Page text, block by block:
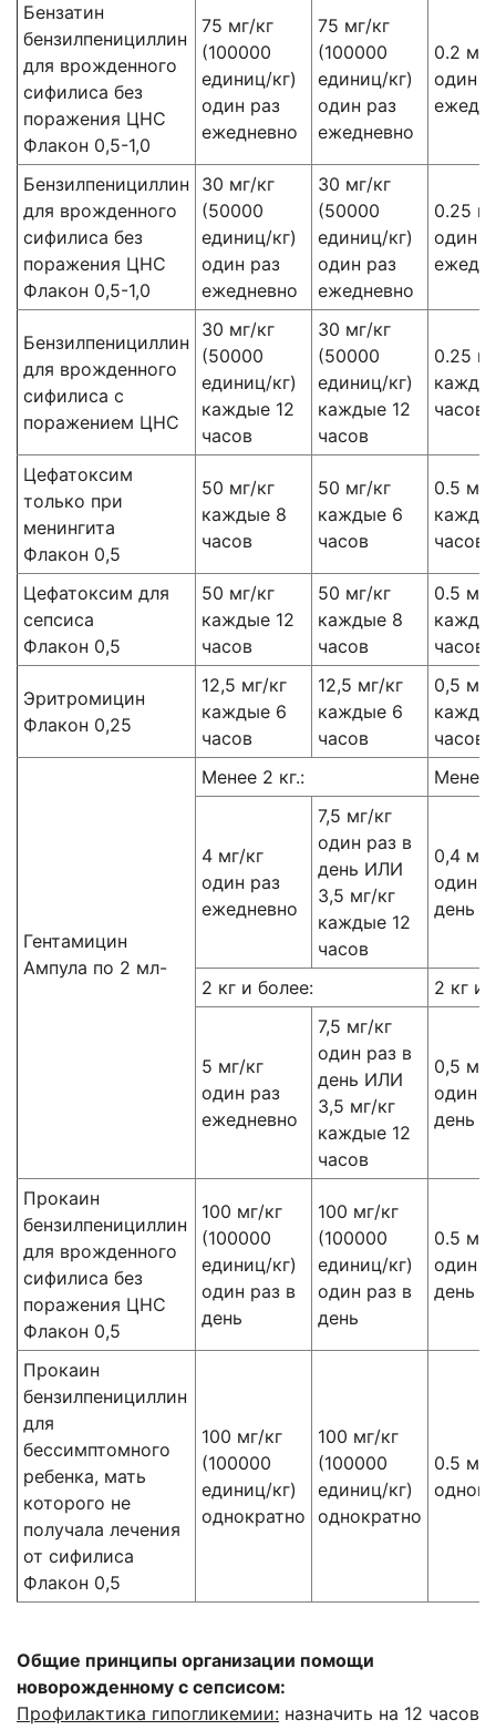
Бензатин
бензилпенициллин
для врожденного
сифилиса без
поражения ЦНС
Флакон 0,5-1,0
75 мг/кг
(100000
единиц/кг)
один раз
ежедневно
75 мг/кг
(100000
единиц/кг)
один раз
ежедневно
0.2
один
Бензилпенициллин
для врожденного
сифилиса без
поражения ЦНС
Флакон 0,5-1,0
30 мг/кг
(50000
единиц/кг)
один раз
ежедневно
30 мг/кг
(50000
единиц/кг)
один раз
ежедневно
0.25
один
Бензилпенициллин
для врожденного
сифилиса с
поражением ЦНС
30 мг/кг
(50000
единиц/кг)
каждые 12
часов
30 мг/кг
(50000
единиц/кг)
каждые 12
часов
0.25
часов
Цефатоксим
только при
менингита
Флакон 0,5
50 мг/кг
каждые 8
часов
50 мг/кг
каждые 6
часов
0.5
часов
Цефатоксим для
сепсиса
Флакон 0,5
50 мг/кг
каждые 12
часов
50 мг/кг
каждые 8
часов
0.5
часов
Эритромицин
Флакон 0,25
12,5 мг/кг
каждые 6
часов
12,5 мг/кг
каждые 6
часов
0,5
часов
Гентамицин
Ампула по 2 мл-
Менее 2 кг.: Менее
4 мг/кг
один раз
ежедневно
7,5 мг/кг
один раз в
день ИЛИ
3,5 мг/кг
каждые 12
часов
0,4
один
день
2 кг и более: 2 кг и
5 мг/кг
один раз
ежедневно
7,5 мг/кг
один раз в
день ИЛИ
3,5 мг/кг
каждые 12
часов
0,5
один
день
Прокаин
бензилпенициллин
для врожденного
сифилиса без
поражения ЦНС
Флакон 0,5
100 мг/кг
(100000
единиц/кг)
один раз в
день
100 мг/кг
(100000
единиц/кг)
один раз в
день
0.5
один
день
Прокаин
бензилпенициллин
для
бессимптомного
ребенка, мать
которого не
получала лечения
от сифилиса
Флакон 0,5
100 мг/кг
(100000
единиц/кг)
однократно
100 мг/кг
(100000
единиц/кг)
однократно
0.5
Общие принципы организации помощи
новорожденному с сепсисом:
Профилактика гипогликемии: назначить на 12 часов